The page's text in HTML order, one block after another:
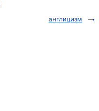
англицизм